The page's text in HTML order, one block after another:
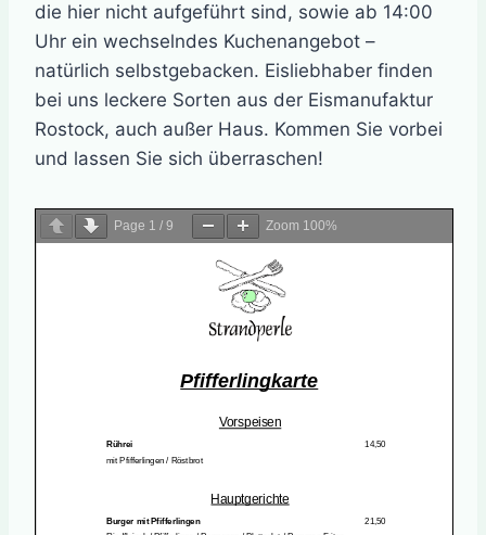
die hier nicht aufgeführt sind, sowie ab 14:00
Uhr ein wechselndes Kuchenangebot –
natürlich selbstgebacken. Eisliebhaber finden
bei uns leckere Sorten aus der Eismanufaktur
Rostock, auch außer Haus. Kommen Sie vorbei
und lassen Sie sich überraschen!
Page 1 / 9 Zoom 100%